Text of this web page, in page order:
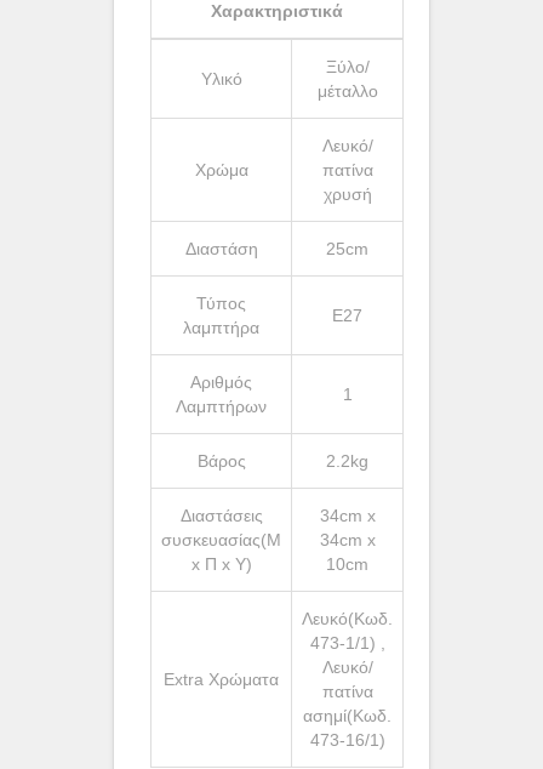
Χαρακτηριστικά
Υλικό
Ξύλο/
μέταλλο
Χρώμα
Λευκό/
πατίνα
χρυσή
Διαστάση 25cm
Τύπος
λαμπτήρα
Ε27
Αριθμός
Λαμπτήρων
1
Βάρος 2.2kg
Διαστάσεις
συσκευασίας(Μ
x Π x Υ)
34cm x
34cm x
10cm
Extra Χρώματα
Λευκό(Κωδ.
473-1/1) ,
Λευκό/
πατίνα
ασημί(Κωδ.
473-16/1)